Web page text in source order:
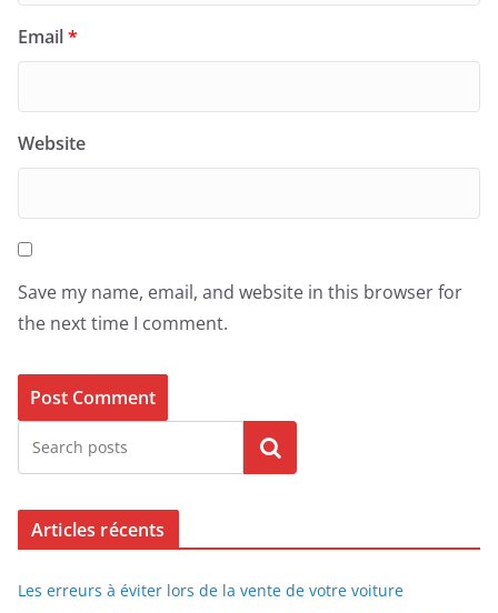
Email*
Website
Save my name, email, and website in this browser for
the next time I comment.
Search
Articles récents
Les erreurs à éviter lors de la vente de votre voiture